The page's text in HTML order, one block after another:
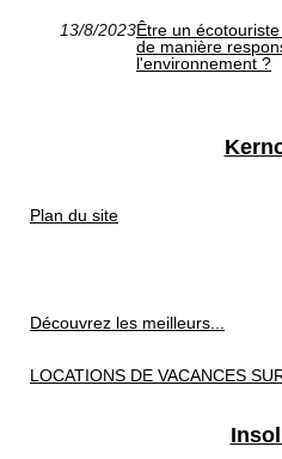
13/8/2023Être un
de manière
l'environnement ?
Plan du site
Découvrez les meilleurs...
LOCATIONS DE VACANCES